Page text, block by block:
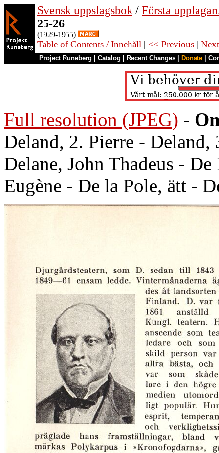
Svensk uppslagsbok / Första
25-26
(1929-1955)
Table of Contents / Innehåll | << Previous |
Project Runeberg Catalog Recent Changes Donate
Full resolution (JPEG) -
Deland, 2. Pierre -
Delane, John Thadeus -
Eugène - De la Pole, ätt -